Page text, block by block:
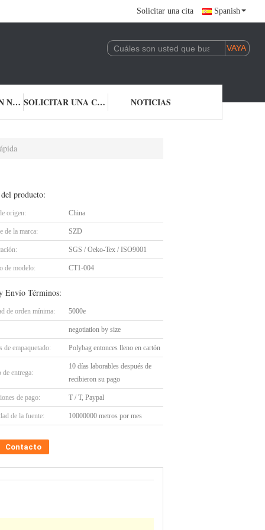
Solicitar una cita Spanish
CONTACTA CON NOSOTROS SOLICITAR UNA CITA NOTICIAS
producto:
origen: China
de la marca: SZD
SGS / Oeko-Tex / ISO9001
de modelo: CT1-004
Envío Términos:
de orden mínima: 5000e
negotiation by size
de empaquetado: Polybag entonces lleno en cartón
de entrega:
10 días laborables después de
recibieron su pago
de pago: T / T, Paypal
de la fuente: 10000000 metros por mes
Contacto